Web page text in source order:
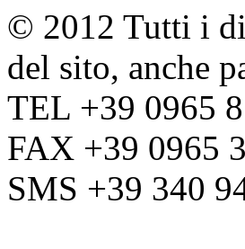
© 2012 Tutti i
del sito, anche
TEL +39 0965
FAX +39 0965
SMS +39 340